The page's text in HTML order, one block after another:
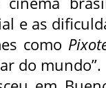
e as
como
do mundo”.